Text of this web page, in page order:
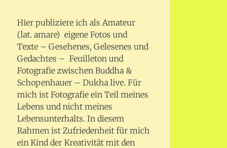
Hier publiziere ich als Amateur
(lat. amare) eigene Fotos und
Texte – Gesehenes, Gelesenes und
Gedachtes – Feuilleton und
Fotografie zwischen Buddha &
Schopenhauer – Dukha live. Für
mich ist Fotografie ein Teil meines
Lebens und nicht meines
Lebensunterhalts. In diesem
Rahmen ist Zufriedenheit für mich
ein Kind der Kreativität mit den